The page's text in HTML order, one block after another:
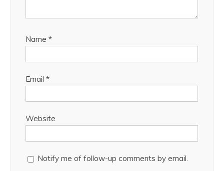
Name *
Email *
Website
Notify me of follow-up comments by email.